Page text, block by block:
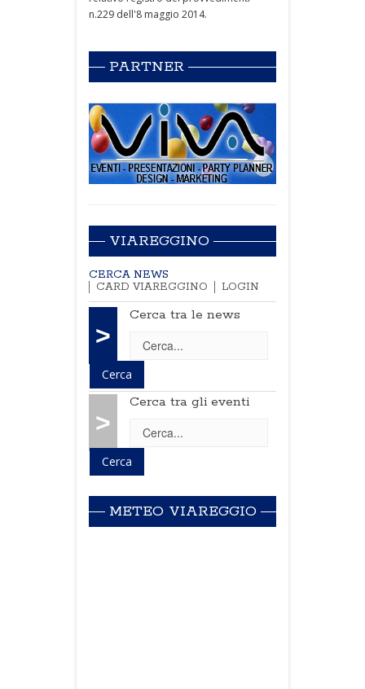
n.229 dell'8 maggio 2014.
PARTNER
VIAREGGINO
CERCA NEWS
CARD VIAREGGINO
LOGIN
>
Cerca tra le news
>
Cerca tra gli eventi
METEO VIAREGGIO